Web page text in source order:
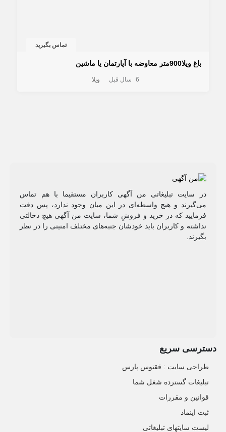
تماس بگیرید
باغ ویلا900متر معاوضه با آپارتمان یا ماشین
6 سال قبل ویلا
در سایت تبلیغاتی من آگهی کاربران مستقیما با هم تماس
می‌گیرند و هیچ واسطه‌ای در این میان وجود ندارد، پس دقت
فرمایید که در خرید و فروشِ شما، سایت من آگهی هیچ دخالتی
نداشته و کاربران باید خودشان جنبه‌های مختلف امنیتی را در نظر
بگیرند.
دسترسی سریع
طراحی سایت :‌ ققنوس پارس
تبلیغات گسترده شغل شما
قوانین و مقررات
ثبت اینماد
لیست سایتهای تبلیغاتی